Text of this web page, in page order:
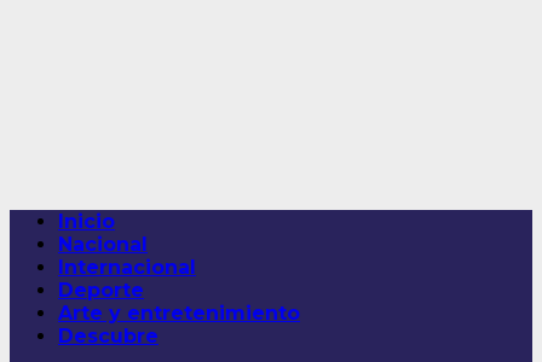
Menú
principal
Inicio
Nacional
Internacional
Deporte
Arte y entretenimiento
Descubre